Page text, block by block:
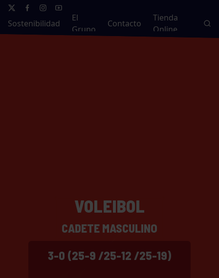
Sostenibilidad
El
Grupo
Contacto
Tienda
Online
VOLEIBOL
CADETE MASCULINO
3-0 (25-9 /25-12 /25-19)